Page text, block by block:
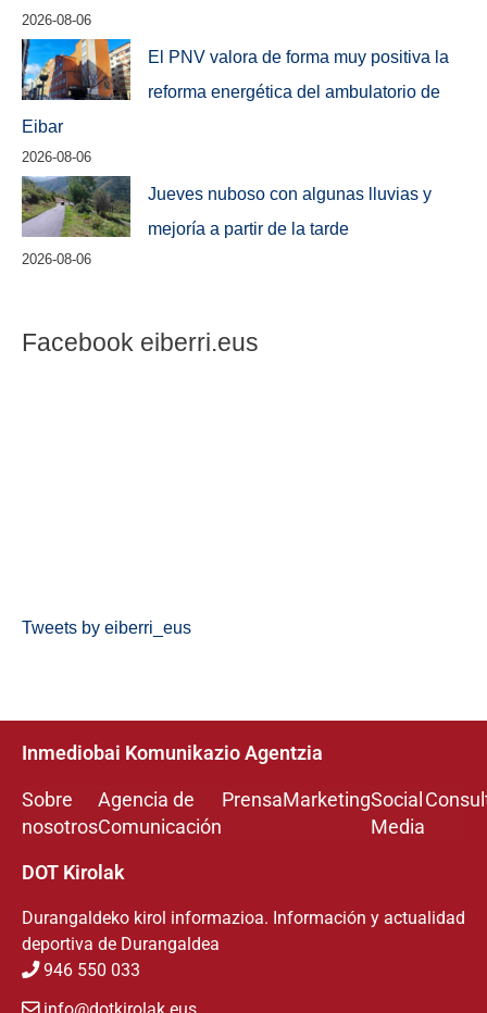
2026-08-06
El PNV valora de forma muy positiva la
reforma energética del ambulatorio de
Eibar
2026-08-06
Jueves nuboso con algunas lluvias y
mejoría a partir de la tarde
2026-08-06
Facebook eiberri.eus
Tweets by eiberri_eus
Inmediobai Komunikazio Agentzia
Sobre
nosotros
Agencia de
Comunicación
PrensaMarketingSocial
Media
DOT Kirolak
Durangaldeko kirol informazioa. Información y actualidad
deportiva de Durangaldea
946 550 033